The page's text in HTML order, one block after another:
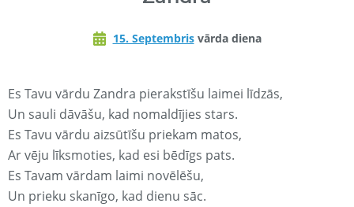
15. Septembrisvārda diena
Es Tavu vārdu Zandra pierakstīšu laimei līdzās,
Un sauli dāvāšu, kad nomaldījies stars.
Es Tavu vārdu aizsūtīšu priekam matos,
Ar vēju līksmoties, kad esi bēdīgs pats.
Es Tavam vārdam laimi novēlēšu,
Un prieku skanīgo, kad dienu sāc.